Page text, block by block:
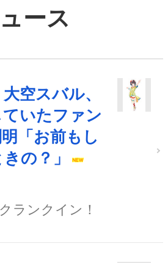
ース
空スバル、
いたファン
「お前もし
の？」
クランクイン！